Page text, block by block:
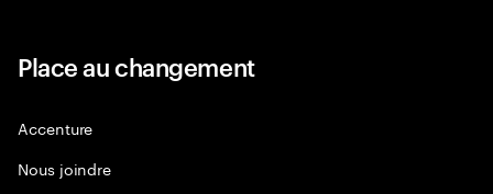
Place au changement
Accenture
Nous joindre